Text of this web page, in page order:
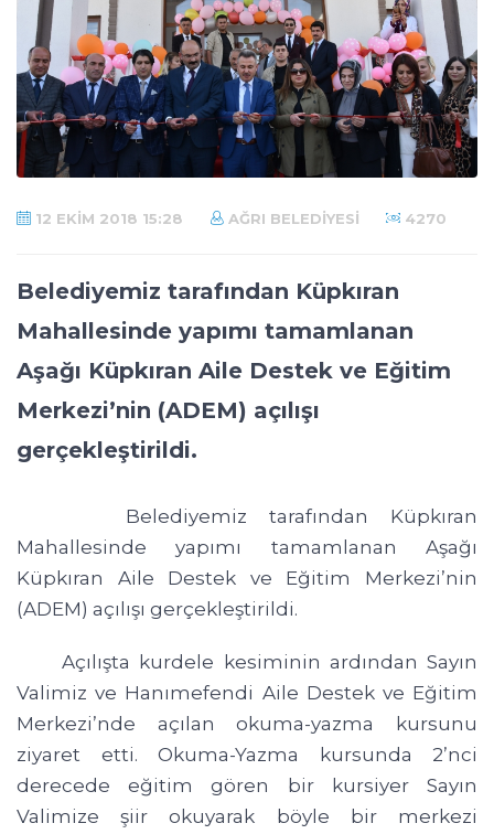
12 EKIM 2018 15:28 AĞRI BELEDIYESI 4270
Belediyemiz tarafından Küpkıran
Mahallesinde yapımı tamamlanan
Aşağı Küpkıran Aile Destek ve Eğitim
Merkezi’nin (ADEM) açılışı
gerçekleştirildi.
Belediyemiz tarafından Küpkıran
Mahallesinde yapımı tamamlanan Aşağı
Küpkıran Aile Destek ve Eğitim Merkezi’nin
(ADEM) açılışı gerçekleştirildi.
Açılışta kurdele kesiminin ardından Sayın
Valimiz ve Hanımefendi Aile Destek ve Eğitim
Merkezi’nde açılan okuma-yazma kursunu
ziyaret etti. Okuma-Yazma kursunda 2’nci
derecede eğitim gören bir kursiyer Sayın
Valimize şiir okuyarak böyle bir merkezi